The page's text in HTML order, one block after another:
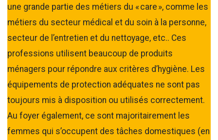
une grande partie des métiers du « care », comme les
métiers du secteur médical et du soin à la personne,
secteur de l’entretien et du nettoyage, etc.. Ces
professions utilisent beaucoup de produits
ménagers pour répondre aux critères d’hygiène. Les
équipements de protection adéquates ne sont pas
toujours mis à disposition ou utilisés correctement.
Au foyer également, ce sont majoritairement les
femmes qui s’occupent des tâches domestiques (en